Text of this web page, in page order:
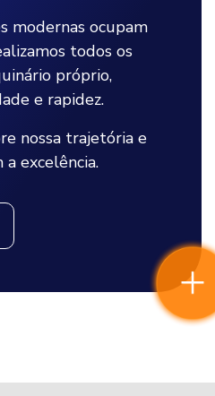
modernas ocupam
todos os
próprio,
e rapidez.
nossa trajetória e
excelência.